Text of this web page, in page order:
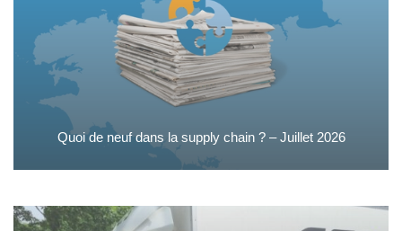
Quoi de neuf dans la supply chain ? – Juillet 2026